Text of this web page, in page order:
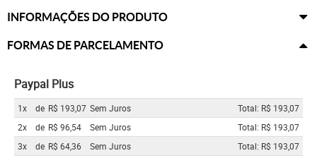
INFORMAÇÕES DO PRODUTO
FORMAS DE PARCELAMENTO
Paypal Plus
1x de R$ 193,07 Sem Juros
Total: R$ 193,07
2x
de R$ 96,54 Sem Juros
Total: R$ 193,07
3x
de R$ 64,36 Sem Juros
Total: R$ 193,07